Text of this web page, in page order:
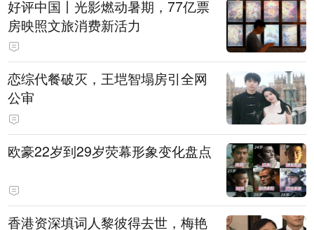
好评中国丨光影燃动暑期，77亿票
房映照文旅消费新活力
恋综代餐破灭，王垲智塌房引全网
公审
欧豪22岁到29岁荧幕形象变化盘点
香港资深填词人黎彼得去世，梅艳